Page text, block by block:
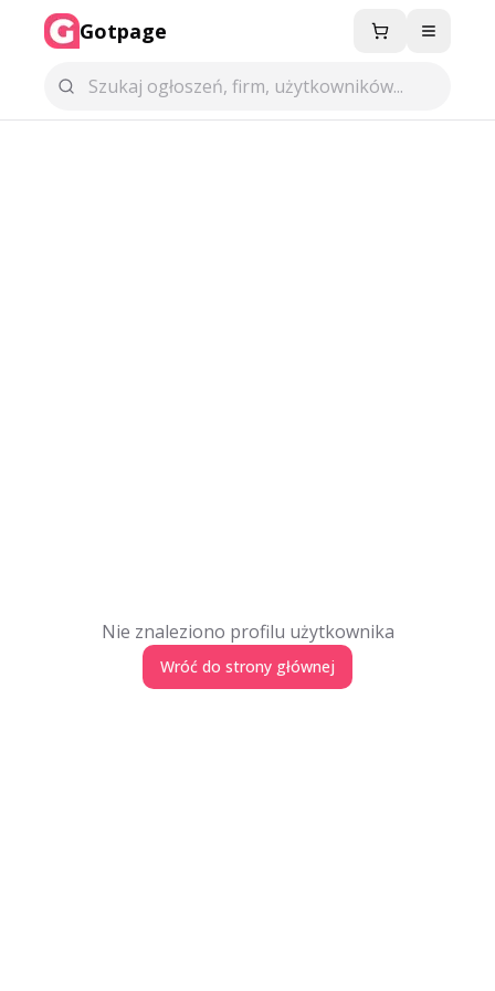
Gotpage Menu
Nie znaleziono profilu użytkownika
Wróć do strony głównej